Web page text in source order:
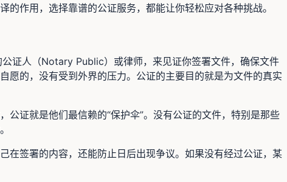
作用，选择靠谱的公证服务，都能让你轻松应对各种挑战。
证人（Notary Public）或律师，来见证你签署文件，确保文件
愿的，没有受到外界的压力。公证的主要目的就是为文件的真实
证就是他们最信赖的“保护伞”。没有公证的文件，特别是那些
在签署的内容，还能防止日后出现争议。如果没有经过公证，某